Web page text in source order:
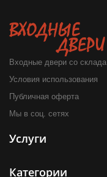
Входные двери со склада
Условия использования
Публичная оферта
Мы в соц. сетях
Услуги
Категории